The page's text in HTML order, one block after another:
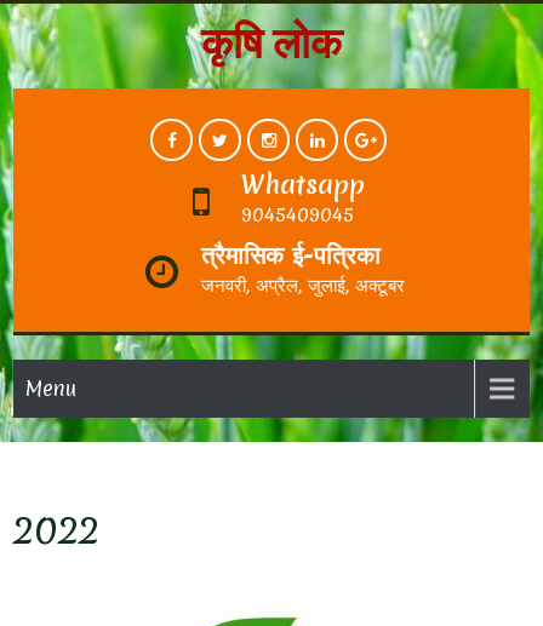
कृषि लोक
Whatsapp
9045409045
त्रैमासिक ई-पत्रिका
जनवरी, अप्रैल, जुलाई, अक्टूबर
Menu
2022